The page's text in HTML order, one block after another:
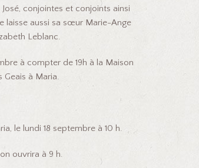
José, conjointes et conjoints ainsi
laisse aussi sa sœur Marie-Ange
Leblanc.
à compter de 19h à la Maison
Geais à Maria.
le lundi 18 septembre à 10 h.
ouvrira à 9 h.